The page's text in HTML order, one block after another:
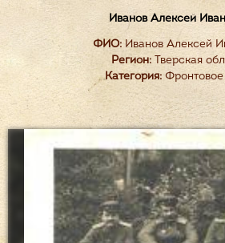
Иванов Алексей
ФИО: Иванов Алексей
Регион:Тверская
Категория: